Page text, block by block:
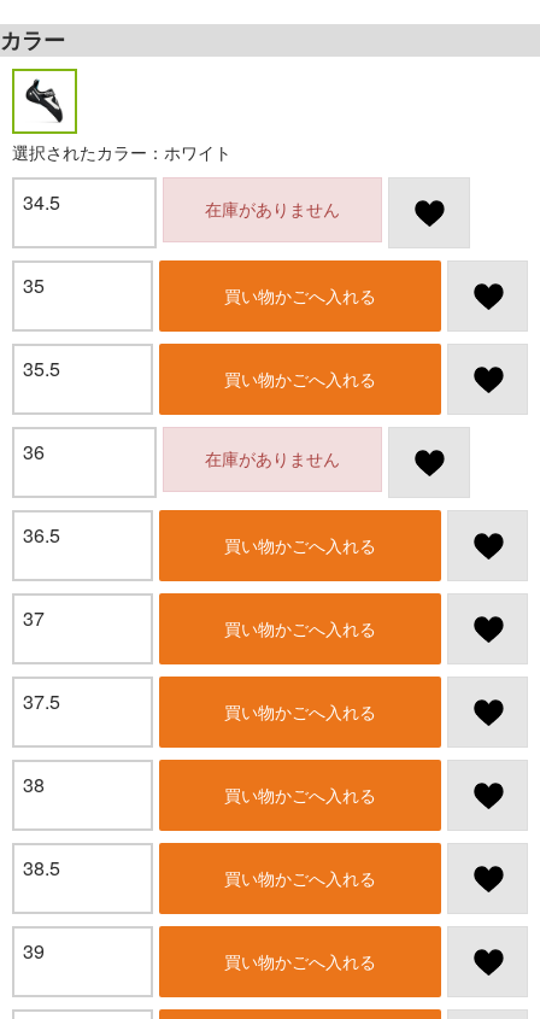
カラー
選択されたカラー：ホワイト
34.5 在庫がありません
35 買い物かごへ入れる
35.5 買い物かごへ入れる
36 在庫がありません
36.5 買い物かごへ入れる
37 買い物かごへ入れる
37.5 買い物かごへ入れる
38 買い物かごへ入れる
38.5 買い物かごへ入れる
39 買い物かごへ入れる